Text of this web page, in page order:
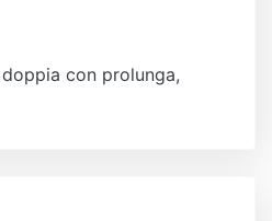
con prolunga,